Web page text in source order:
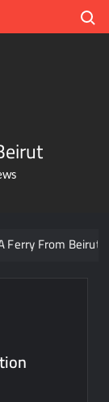
From Beirut To